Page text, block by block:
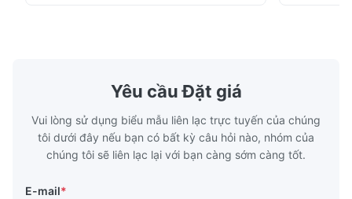
TH620 Standard JIS DIN ASTM GB EN AISI
Product Features High-quality tinplate with
Yêu cầu Đặt giá
Vui lòng sử dụng biểu mẫu liên lạc trực tuyến của chúng
tôi dưới đây nếu bạn có bất kỳ câu hỏi nào, nhóm của
chúng tôi sẽ liên lạc lại với bạn càng sớm càng tốt.
E-mail*